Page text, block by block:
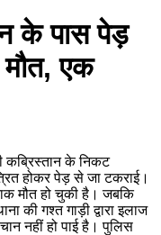
के पास पेड़
एक
कब्रिस्तान के निकट
होकर पेड़ से जा टकराई।
मौत हो चुकी है। जबकि
की गश्त गाड़ी द्वारा इलाज
नहीं हो पाई है। पुलिस